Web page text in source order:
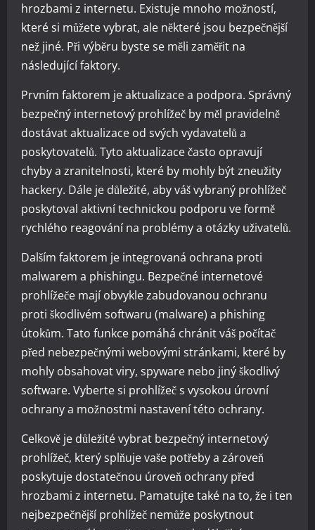
hrozbami z internetu. Existuje mnoho možností,
které si můžete vybrat, ale některé jsou bezpečnější
než jiné. Při výběru byste se měli zaměřit na
následující faktory.
Prvním faktorem je aktualizace a podpora. Správný
bezpečný internetový prohlížeč by měl pravidelně
dostávat aktualizace od svých vydavatelů a
poskytovatelů. Tyto aktualizace často opravují
chyby a zranitelnosti, které by mohly být zneužity
hackery. Dále je důležité, aby váš vybraný prohlížeč
poskytoval aktivní technickou podporu ve formě
rychlého reagování na problémy a otázky uživatelů.
Dalším faktorem je integrovaná ochrana proti
malwarem a phishingu. Bezpečné internetové
prohlížeče mají obvykle zabudovanou ochranu
proti škodlivém softwaru (malware) a phishing
útokům. Tato funkce pomáhá chránit váš počítač
před nebezpečnými webovými stránkami, které by
mohly obsahovat viry, spyware nebo jiný škodlivý
software. Vyberte si prohlížeč s vysokou úrovní
ochrany a možnostmi nastavení této ochrany.
Celkově je důležité vybrat bezpečný internetový
prohlížeč, který splňuje vaše potřeby a zároveň
poskytuje dostatečnou úroveň ochrany před
hrozbami z internetu. Pamatujte také na to, že i ten
nejbezpečnější prohlížeč nemůže poskytnout